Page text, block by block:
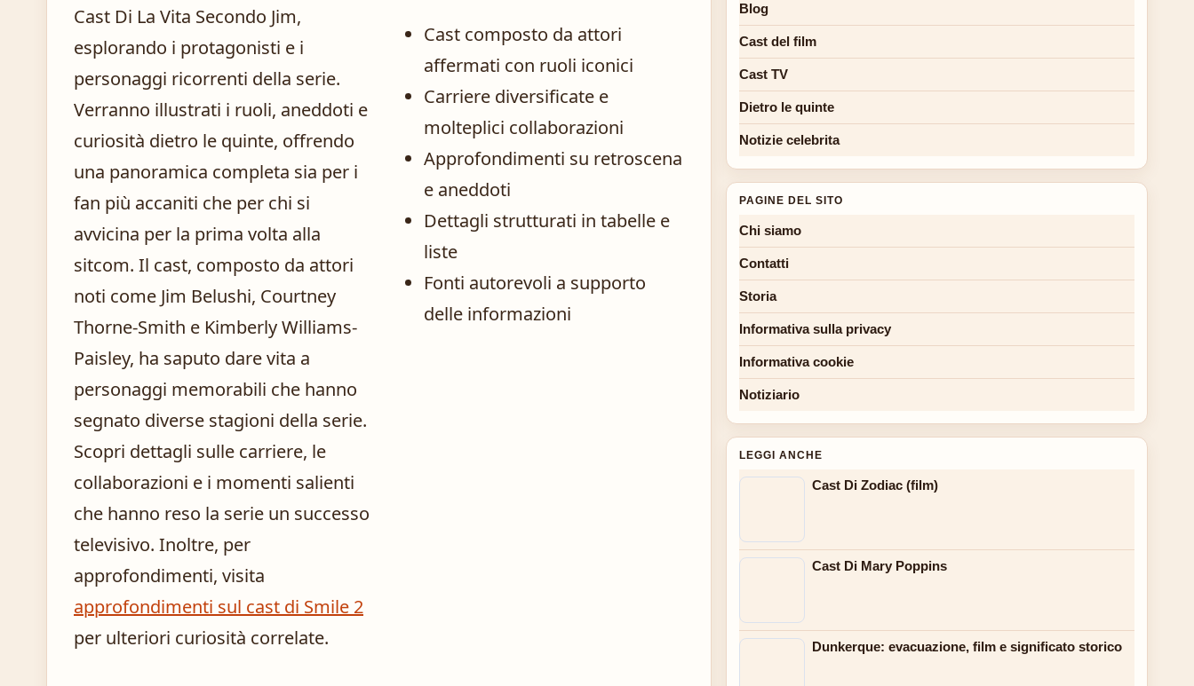
Cast Di La Vita Secondo Jim,
esplorando i protagonisti e i
personaggi ricorrenti della serie.
Verranno illustrati i ruoli, aneddoti e
curiosità dietro le quinte, offrendo
una panoramica completa sia per i
fan più accaniti che per chi si
avvicina per la prima volta alla
sitcom. Il cast, composto da attori
noti come Jim Belushi, Courtney
Thorne-Smith e Kimberly Williams-
Paisley, ha saputo dare vita a
personaggi memorabili che hanno
segnato diverse stagioni della serie.
Scopri dettagli sulle carriere, le
collaborazioni e i momenti salienti
che hanno reso la serie un successo
televisivo. Inoltre, per
approfondimenti, visita
approfondimenti sul cast di Smile 2
per ulteriori curiosità correlate.
Cast composto da attori
affermati con ruoli iconici
Carriere diversificate e
molteplici collaborazioni
Approfondimenti su retroscena
e aneddoti
Dettagli strutturati in tabelle e
liste
Fonti autorevoli a supporto
delle informazioni
Blog
Cast del film
Cast TV
Dietro le quinte
Notizie celebrita
PAGINE DEL SITO
Chi siamo
Contatti
Storia
Informativa sulla privacy
Informativa cookie
Notiziario
LEGGI ANCHE
Cast Di Zodiac (film)
Cast Di Mary Poppins
Dunkerque: evacuazione, film e significato storico